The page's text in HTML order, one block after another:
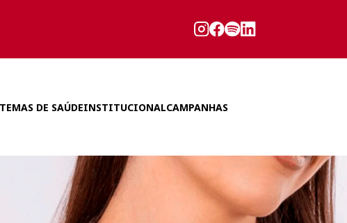
DE SAÚDEINSTITUCIONALCAMPANHAS